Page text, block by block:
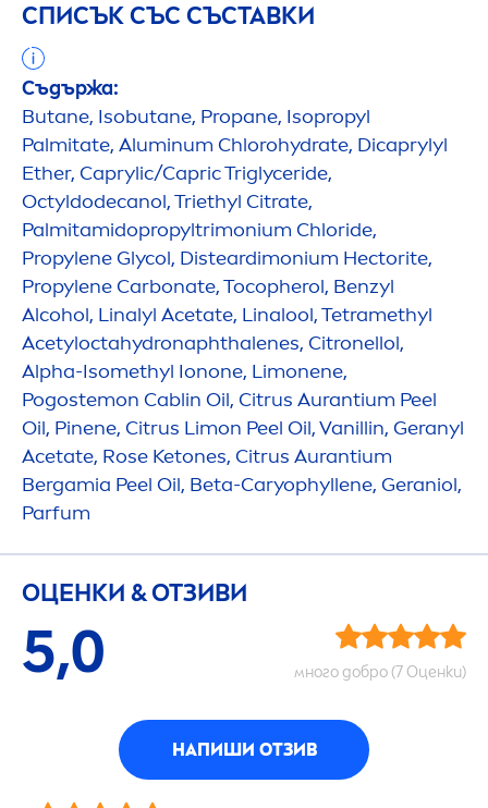
СПИСЪК СЪС СЪСТАВКИ
Съдържа:
Butane, Isobutane, Propane, Isopropyl
Palmitate, Aluminum Chlorohydrate, Dicaprylyl
Ether, Caprylic/Capric Triglyceride,
Octyldodecanol, Triethyl Citrate,
Palmitamidopropyltrimonium Chloride,
Propylene Glycol, Disteardimonium Hectorite,
Propylene Carbonate, Tocopherol, Benzyl
Alcohol, Linalyl Acetate, Linalool, Tetramethyl
Acetyloctahydronaphthalenes, Citronellol,
Alpha-Isomethyl Ionone, Limonene,
Pogostemon Cablin Oil, Citrus Aurantium Peel
Oil, Pinene, Citrus Limon Peel Oil, Vanillin, Geranyl
Acetate, Rose Ketones, Citrus Aurantium
Bergamia Peel Oil, Beta-Caryophyllene, Geraniol,
Parfum
ОЦЕНКИ & ОТЗИВИ
5,0 много добро (7 Оценки)
НАПИШИ ОТЗИВ